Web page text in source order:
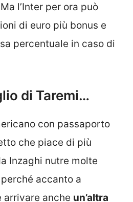
l’Inter per ora può
di euro più bonus e
percentuale in caso di
di Taremi…
con passaporto
che piace di più
Inzaghi nutre molte
accanto a
arrivare anche un’altra